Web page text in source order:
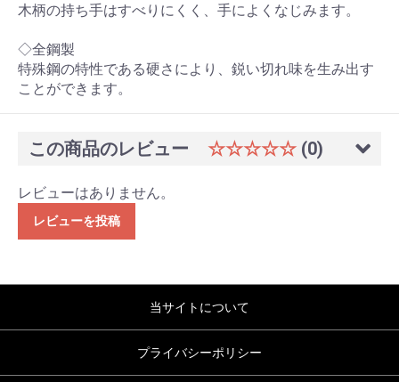
木柄の持ち手はすべりにくく、手によくなじみます。
◇全鋼製
特殊鋼の特性である硬さにより、鋭い切れ味を生み出す
ことができます。
この商品のレビュー ☆☆☆☆☆ (0)
レビューはありません。
レビューを投稿
当サイトについて
プライバシーポリシー